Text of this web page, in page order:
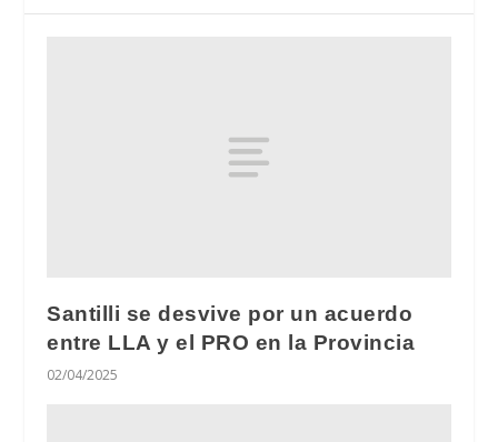
Santilli se desvive por un acuerdo
entre LLA y el PRO en la Provincia
02/04/2025